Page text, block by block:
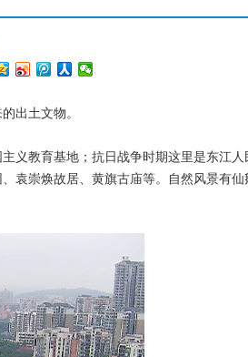
出土文物。
义教育基地；抗日战争时期这里是东江
袁崇焕故居、黄旗古庙等。自然风景有